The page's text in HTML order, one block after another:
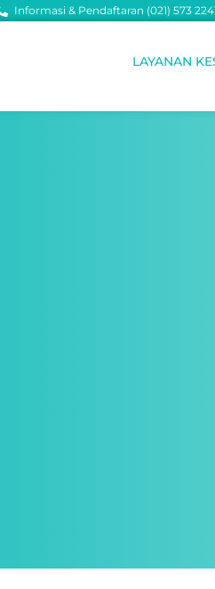
Informasi & Pendaftaran (021) 573
LAYANAN